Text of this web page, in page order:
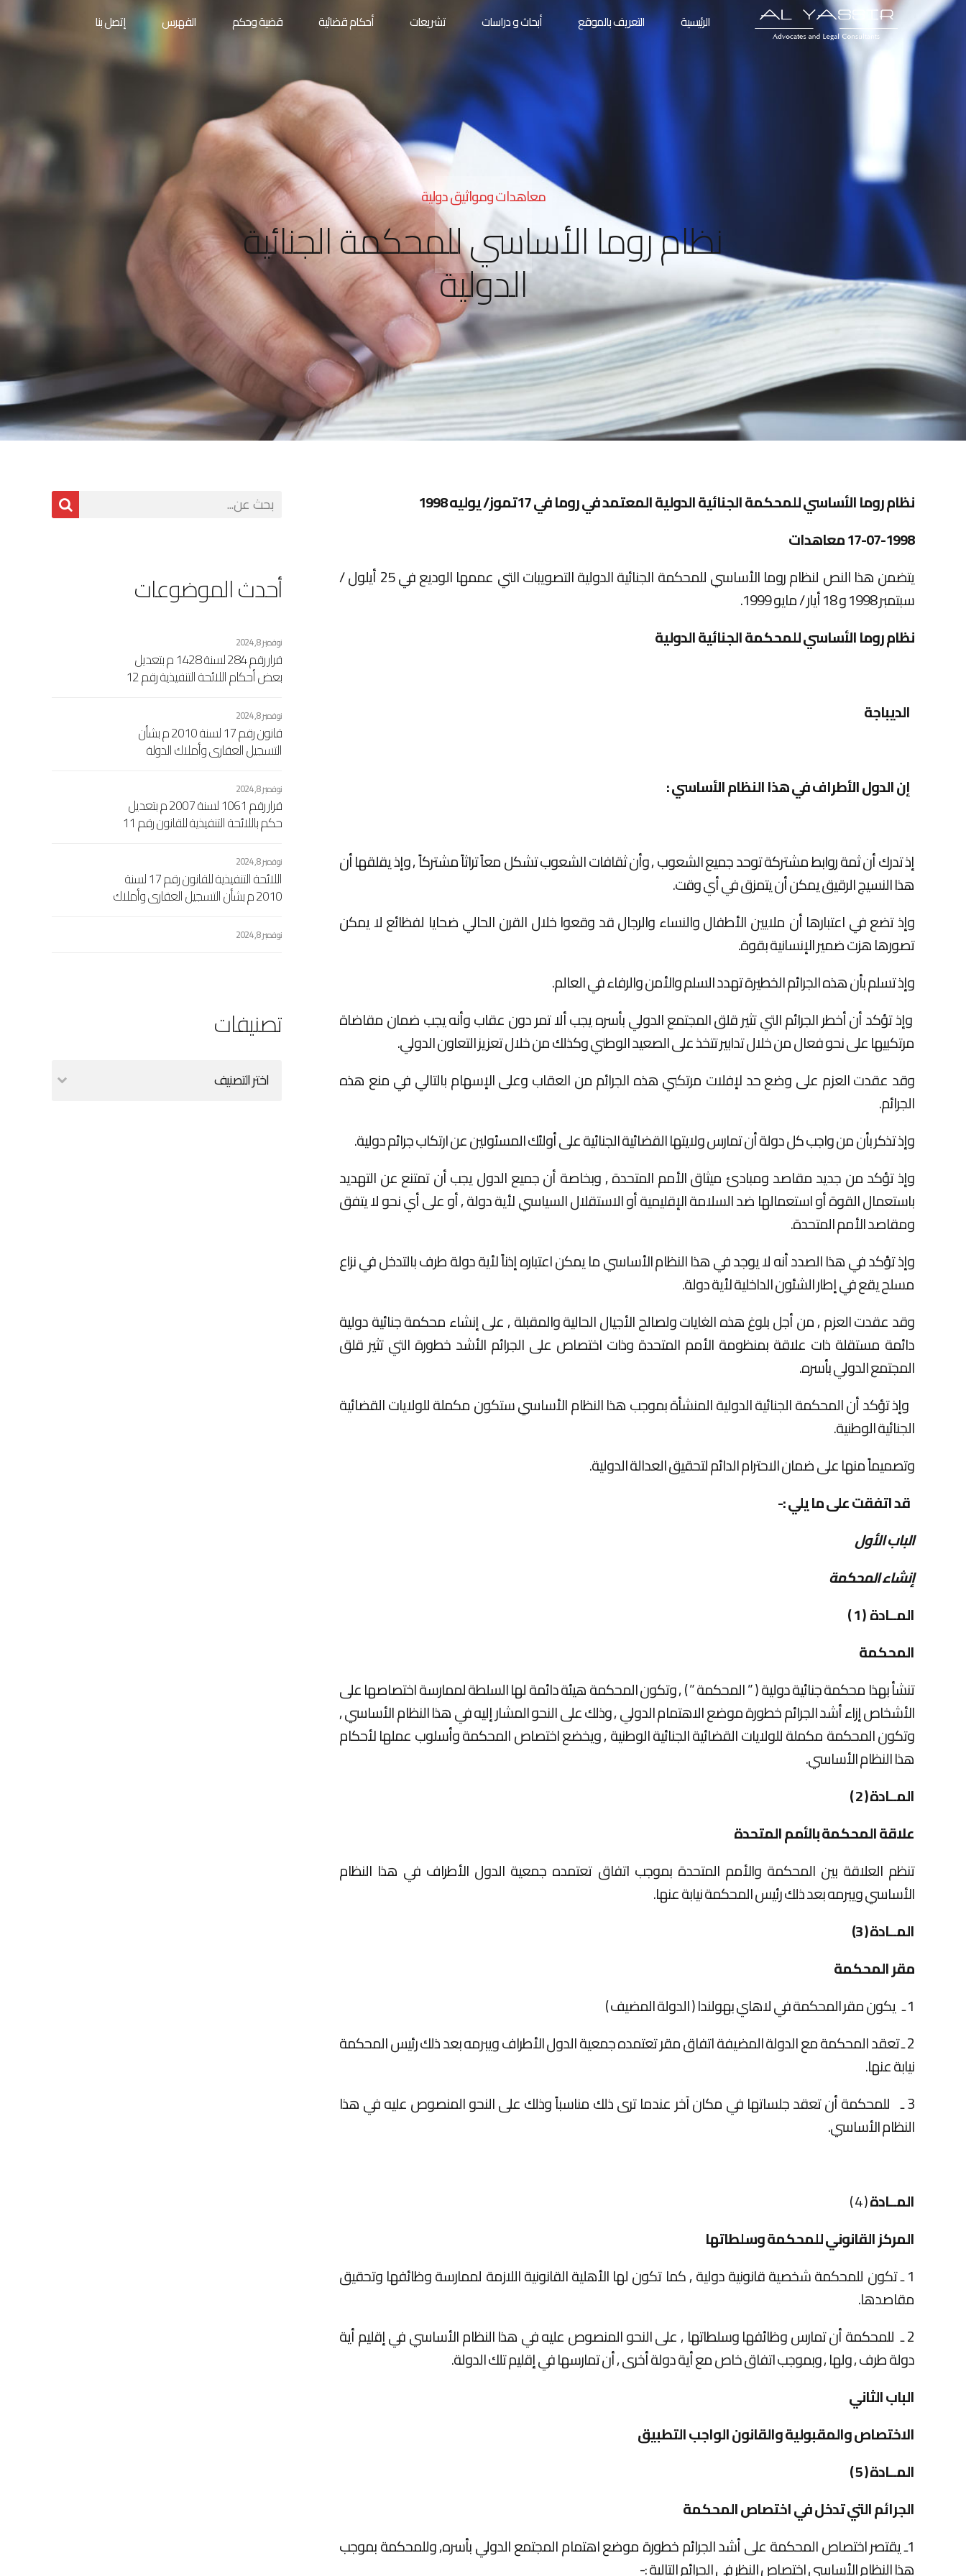
الرئيسية التعريف بالموقع أبحاث و دراسات تشريعات أحكام قضائية قضية وحكم الفهرس إتصل بنا
معاهدات ومواثيق دولية
نظام روما الأساسي للمحكمة الجنائية
الدولية
نظام روما الأساسي للمحكمة الجنائية الدولية المعتمد في روما في 17تموز/ يوليه 1998
17-07-1998معاهدات
يتضمن هذا النص لنظام روما الأساسي للمحكمة الجنائية الدولية التصويبات التي عممها الوديع في 25 أيلول /
سبتمبر 1998 و 18 أيار / مايو 1999.
نظام روما الأساسي للمحكمة الجنائية الدولية
الديباجة
إن الدول الأطراف في هذا النظام الأساسي:
إذ تدرك أن ثمة روابط مشتركة توحد جميع الشعوب , وأن ثقافات الشعوب تشكل معاً تراثاً مشتركاً , وإذ يقلقها أن
هذا النسيج الرقيق يمكن أن يتمزق في أي وقت.
وإذ تضع في اعتبارها أن ملايين الأطفال والنساء والرجال قد وقعوا خلال القرن الحالي ضحايا لفظائع لا يمكن
تصورها هزت ضمير الإنسانية بقوة.
وإذ تسلم بأن هذه الجرائم الخطيرة تهدد السلم والأمن والرفاء في العالم.
وإذ تؤكد أن أخطر الجرائم التي تثير قلق المجتمع الدولي بأسره يجب ألا تمر دون عقاب وأنه يجب ضمان مقاضاة
مرتكبيها على نحو فعال من خلال تدابير تتخذ على الصعيد الوطني وكذلك من خلال تعزيز التعاون الدولي.
وقد عقدت العزم على وضع حد لإفلات مرتكبي هذه الجرائم من العقاب وعلى الإسهام بالتالي في منع هذه
الجرائم.
وإذ تذكر بأن من واجب كل دولة أن تمارس ولايتها القضائية الجنائية على أولئك المسئولين عن ارتكاب جرائم دولية.
وإذ تؤكد من جديد مقاصد ومبادئ ميثاق الأمم المتحدة , وبخاصة أن جميع الدول يجب أن تمتنع عن التهديد
باستعمال القوة أو استعمالها ضد السلامة الإقليمية أو الاستقلال السياسي لأية دولة , أو على أي نحو لا يتفق
ومقاصد الأمم المتحدة.
وإذ تؤكد في هذا الصدد أنه لا يوجد في هذا النظام الأساسي ما يمكن اعتباره إذناً لأية دولة طرف بالتدخل في نزاع
مسلح يقع في إطار الشئون الداخلية لأية دولة.
وقد عقدت العزم , من أجل بلوغ هذه الغايات ولصالح الأجيال الحالية والمقبلة , على إنشاء محكمة جنائية دولية
دائمة مستقلة ذات علاقة بمنظومة الأمم المتحدة وذات اختصاص على الجرائم الأشد خطورة التي تثير قلق
المجتمع الدولي بأسره.
وإذ تؤكد أن المحكمة الجنائية الدولية المنشأة بموجب هذا النظام الأساسي ستكون مكملة للولايات القضائية
الجنائية الوطنية.
وتصميماً منها على ضمان الاحترام الدائم لتحقيق العدالة الدولية.
قد اتفقت على ما يلي:-
الباب الأول
إنشاء المحكمة
المــادة ( 1 )
المحكمة
تنشأ بهذا محكمة جنائية دولية ( ” المحكمة ” ) , وتكون المحكمة هيئة دائمة لها السلطة لممارسة اختصاصها على
الأشخاص إزاء أشد الجرائم خطورة موضع الاهتمام الدولي , وذلك على النحو المشار إليه في هذا النظام الأساسي ,
وتكون المحكمة مكملة للولايات القضائية الجنائية الوطنية , ويخضع اختصاص المحكمة وأسلوب عملها لأحكام
هذا النظام الأساسي.
المــادة ( 2 )
علاقة المحكمة بالأمم المتحدة
تنظم العلاقة بين المحكمة والأمم المتحدة بموجب اتفاق تعتمده جمعية الدول الأطراف في هذا النظام
الأساسي ويبرمه بعد ذلك رئيس المحكمة نيابة عنها.
المــادة ( 3)
مقر المحكمة
1 ـ يكون مقر المحكمة في لاهاي بهولندا ( الدولة المضيف )
2 ـ تعقد المحكمة مع الدولة المضيفة اتفاق مقر تعتمده جمعية الدول الأطراف ويبرمه بعد ذلك رئيس المحكمة
نيابة عنها.
3 ـ للمحكمة أن تعقد جلساتها في مكان آخر عندما ترى ذلك مناسباً وذلك على النحو المنصوص عليه في هذا
النظام الأساسي.
المــادة( 4 )
المركز القانوني للمحكمة وسلطاتها
1 ـ تكون للمحكمة شخصية قانونية دولية , كما تكون لها الأهلية القانونية اللازمة لممارسة وظائفها وتحقيق
مقاصدها.
2 ـ للمحكمة أن تمارس وظائفها وسلطاتها , على النحو المنصوص عليه في هذا النظام الأساسي في إقليم أية
دولة طرف , ولها , وبموجب اتفاق خاص مع أية دولة أخرى , أن تمارسها في إقليم تلك الدولة.
الباب الثاني
الاختصاص والمقبولية والقانون الواجب التطبيق
المــادة ( 5 )
الجرائم التي تدخل في اختصاص المحكمة
1ـ يقتصر اختصاص المحكمة على أشد الجرائم خطورة موضع اهتمام المجتمع الدولي بأسره, وللمحكمة بموجب
هذا النظام الأساسي اختصاص النظر في الجرائم التالية :-
أحدث الموضوعات
نوفمبر 8, 2024
قرار رقم 284 لسنة 1428 م بتعديل
بعض أحكام اللائحة التنفيذية رقم 12
لسنة 1988 إفرنجي بشأن مصلحة
التسجيل العقاري الاشتراكي والتوثيق
الصادرة بالقرار رقم 461 لسنة 1989
إفرنجي اللجنة الشعبية العامة
نوفمبر 8, 2024
قانون رقم 17 لسنة 2010 م بشأن
التسجيل العقاري وأملاك الدولة
نوفمبر 8, 2024
قرار رقم 1061 لسنة 2007 م بتعديل
حكم باللائحة التنفيذية للقانون رقم 11
العقاري الاشتراكي المعدل بالقرار رقم
104 لسنة 1989 مسيحي
نوفمبر 8, 2024
اللائحة التنفيذية للقانون رقم 17 لسنة
2010 م بشأن التسجيل العقاري وأملاك
العامة رقم 433 لسنة 2010 م
نوفمبر 8, 2024
تصنيفات
اختر التصنيف